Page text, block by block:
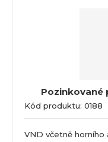
Pozinkované
Kód produktu: 0188
VND včetně